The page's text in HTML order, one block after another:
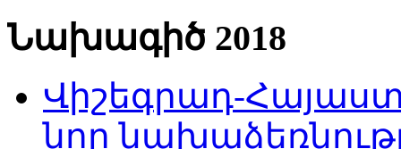
Նախագիծ 2018
Վիշեգրադ-
նոր